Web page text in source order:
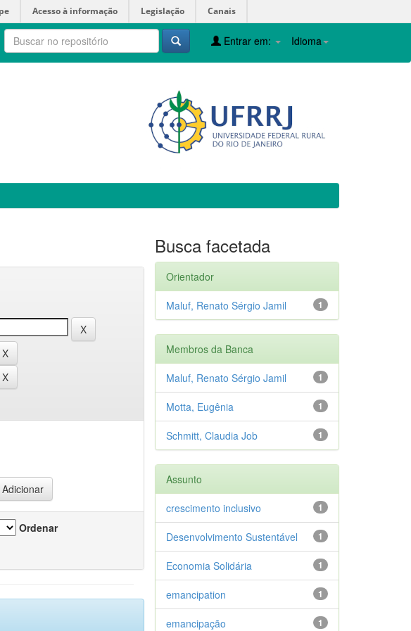
Acesso à informação Legislação Canais
Idioma
Entrar em:
Ordenar
Busca facetada
Orientador
1
Maluf, Renato Sérgio Jamil
Membros da Banca
1
Maluf, Renato Sérgio Jamil
1
Motta, Eugênia
1
Schmitt, Claudia Job
Assunto
1
crescimento inclusivo
1
Desenvolvimento Sustentável
1
Economia Solidária
1
emancipation
1
emancipação